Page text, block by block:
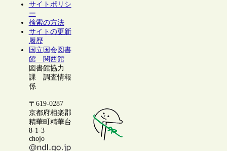
サイトポリシ
ー
検索の方法
サイトの更新
履歴
国立国会図書
館 関西館
図書館協力
課 調査情報
係
〒619-0287
京都府相楽郡
精華町精華台
8-1-3
chojo